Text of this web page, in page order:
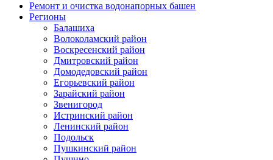
Ремонт и очистка водонапорных башен
Регионы
Балашиха
Волоколамский район
Воскресенский район
Дмитровский район
Домодедовский район
Егорьевский район
Зарайский район
Звенигород
Истринский район
Ленинский район
Подольск
Пушкинский район